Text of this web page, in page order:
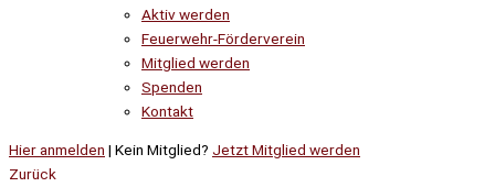
Aktiv werden
Feuerwehr-Förderverein
Mitglied werden
Spenden
Kontakt
Hier anmelden | Kein Mitglied? Jetzt Mitglied werden
Zurück